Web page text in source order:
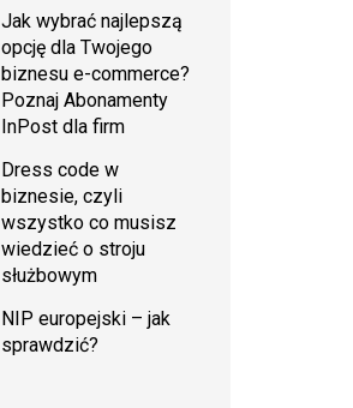
Jak wybrać najlepszą
opcję dla Twojego
biznesu e-commerce?
Poznaj Abonamenty
InPost dla firm
Dress code w
biznesie, czyli
wszystko co musisz
wiedzieć o stroju
służbowym
NIP europejski – jak
sprawdzić?